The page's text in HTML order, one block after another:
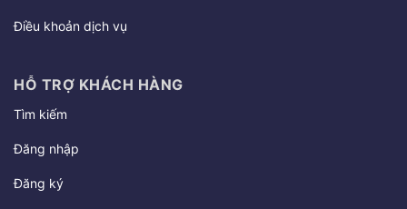
Điều khoản dịch vụ
HỖ TRỢ KHÁCH HÀNG
Tìm kiếm
Đăng nhập
Đăng ký